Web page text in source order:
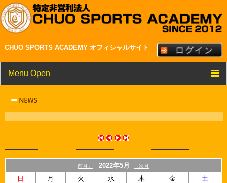
CHUO SPORTS ACADEMY オフィシャルサイト
Menu Open
スケジュール
前月← 2022年5月 →次月
日 月 火 水 木 金
土